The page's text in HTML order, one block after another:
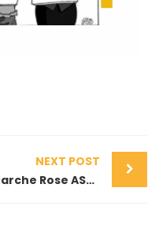
NEXT POST
Marche Rose ASAC